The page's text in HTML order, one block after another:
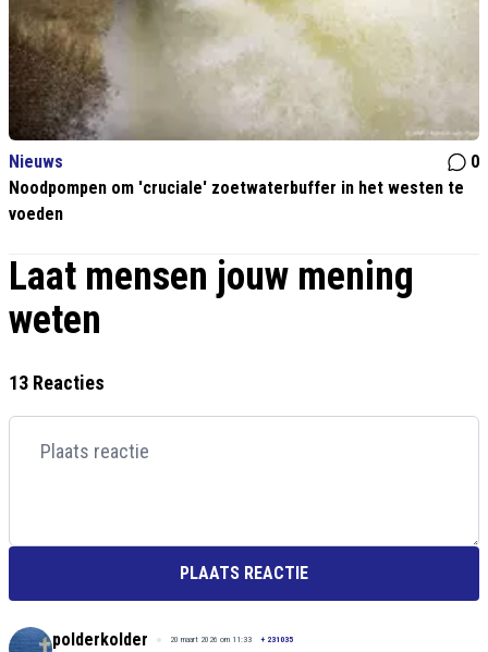
Nieuws
0
Noodpompen om 'cruciale' zoetwaterbuffer in het westen te
voeden
Laat mensen jouw mening
weten
13 Reacties
PLAATS REACTIE
polderkolder 20 maart 2026 om 11:33 + 231035